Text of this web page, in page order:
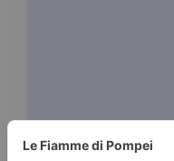
LAURA CAMMARERI